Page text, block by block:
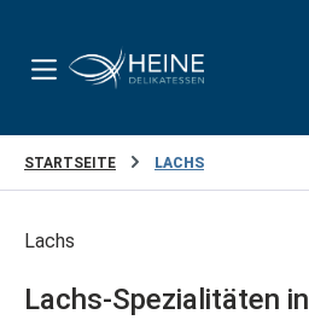
STARTSEITE LACHS
Lachs
Lachs-Spezialitäten